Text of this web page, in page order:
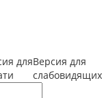
Версия для
слабовидящих
для